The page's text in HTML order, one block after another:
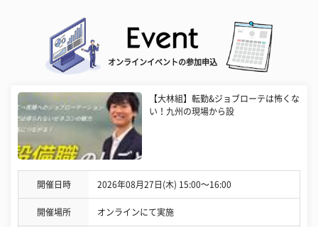
オンラインイベントの参加申込
【大林組】転勤&ジョブローテは怖くな
い！九州の現場から設
開催日時 2026年08月27日(木) 15:00〜16:00
開催場所 オンラインにて実施